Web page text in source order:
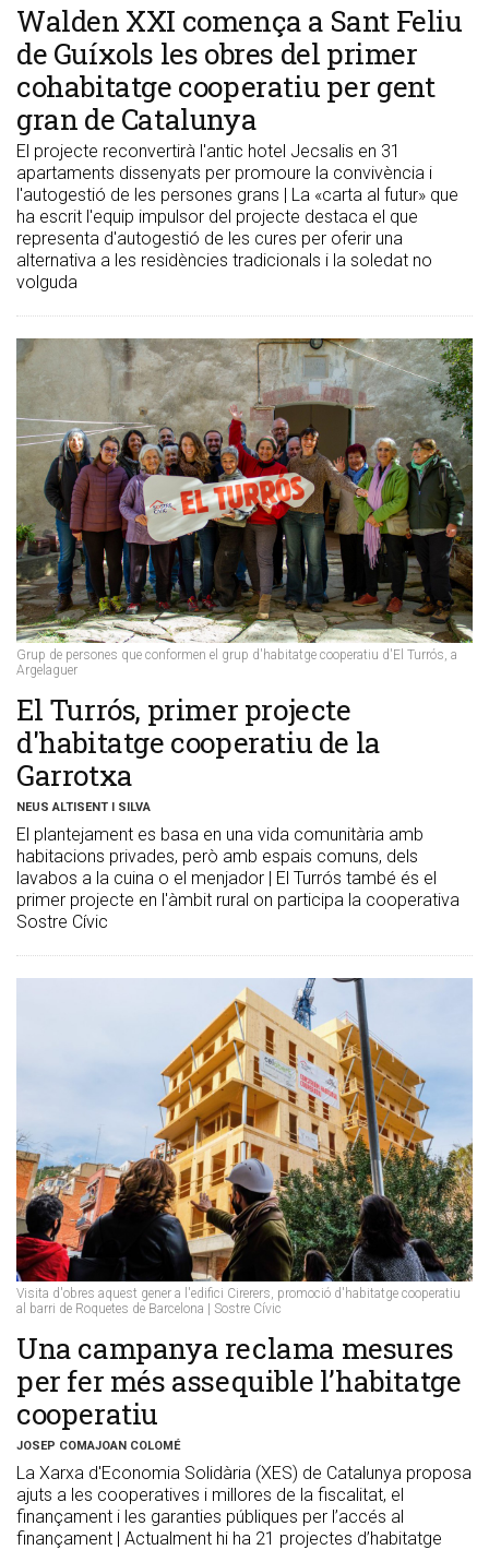
​Walden XXI comença a Sant Feliu
de Guíxols les obres del primer
cohabitatge cooperatiu per gent
gran de Catalunya
El projecte reconvertirà l'antic hotel Jecsalis en 31
apartaments dissenyats per promoure la convivència i
l'autogestió de les persones grans | La «carta al futur» que
ha escrit l'equip impulsor del projecte destaca el que
representa d'autogestió de les cures per oferir una
alternativa a les residències tradicionals i la soledat no
volguda
Grup de persones que conformen el grup d'habitatge cooperatiu d'El Turrós, a
Argelaguer
El Turrós, primer projecte
d'habitatge cooperatiu de la
Garrotxa
NEUS ALTISENT I SILVA
El plantejament es basa en una vida comunitària amb
habitacions privades, però amb espais comuns, dels
lavabos a la cuina o el menjador | El Turrós també és el
primer projecte en l'àmbit rural on participa la cooperativa
Sostre Cívic
Visita d'obres aquest gener a l'edifici Cirerers, promoció d'habitatge cooperatiu
al barri de Roquetes de Barcelona | Sostre Cívic
Una campanya reclama mesures
per fer més assequible l’habitatge
cooperatiu
JOSEP COMAJOAN COLOMÉ
La Xarxa d'Economia Solidària (XES) de Catalunya proposa
ajuts a les cooperatives i millores de la fiscalitat, el
finançament i les garanties públiques per l’accés al
finançament | Actualment hi ha 21 projectes d’habitatge